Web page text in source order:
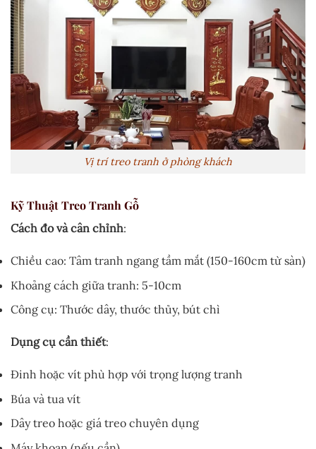
Vị trí treo tranh ở phòng khách
Kỹ Thuật Treo Tranh Gỗ
Cách đo và cân chỉnh:
Chiều cao: Tâm tranh ngang tầm mắt (150-160cm từ sàn)
Khoảng cách giữa tranh: 5-10cm
Công cụ: Thước dây, thước thủy, bút chì
Dụng cụ cần thiết:
Đinh hoặc vít phù hợp với trọng lượng tranh
Búa và tua vít
Dây treo hoặc giá treo chuyên dụng